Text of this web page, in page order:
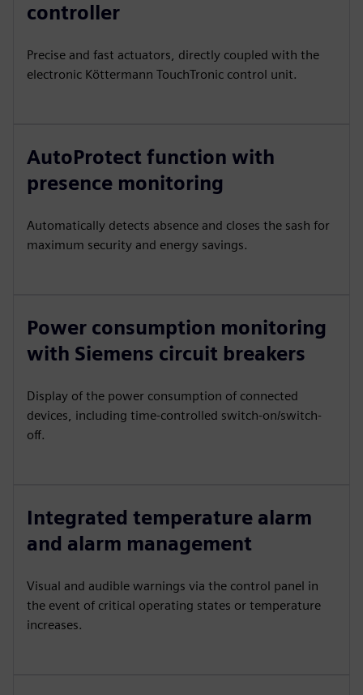
controller
Precise and fast actuators, directly coupled with the
electronic Köttermann TouchTronic control unit.
AutoProtect function with
presence monitoring
Automatically detects absence and closes the sash for
maximum security and energy savings.
Power consumption monitoring
with Siemens circuit breakers
Display of the power consumption of connected
devices, including time-controlled switch-on/switch-
off.
Integrated temperature alarm
and alarm management
Visual and audible warnings via the control panel in
the event of critical operating states or temperature
increases.